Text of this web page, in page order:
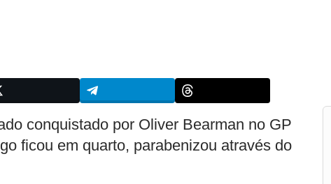
conquistado por Oliver Bearman no GP
ficou em quarto, parabenizou através do